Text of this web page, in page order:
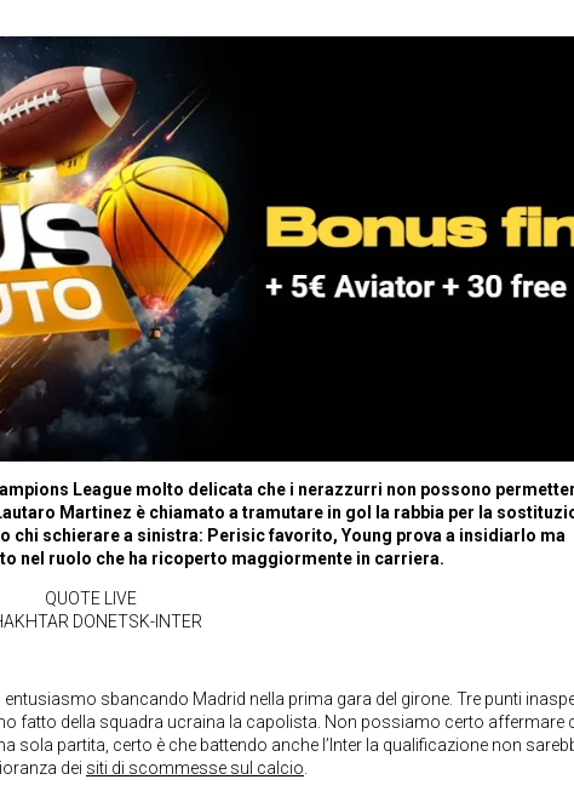
League molto delicata che i nerazzurri non possono
Martinez è chiamato a tramutare in gol la rabbia per la
chi schierare a sinistra: Perisic favorito, Young prova a insidiarlo ma
nel ruolo che ha ricoperto maggiormente in carriera.
QUOTE LIVE
DONETSK-INTER
entusiasmo sbancando Madrid nella prima gara del girone. Tre punti
fatto della squadra ucraina la capolista. Non possiamo certo affermare
sola partita, certo è che battendo anche l’Inter la qualificazione non
dei siti di scommesse sul calcio